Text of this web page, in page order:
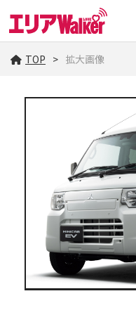
TOP 拡大画像